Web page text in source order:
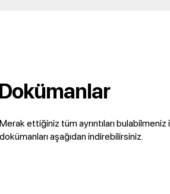
Merak ettiğiniz tüm ayrıntıları bulabilmeniz
dokümanları aşağıdan indirebilirsiniz.